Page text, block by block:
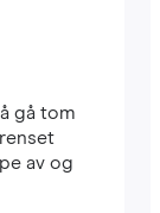
gå tom
av og